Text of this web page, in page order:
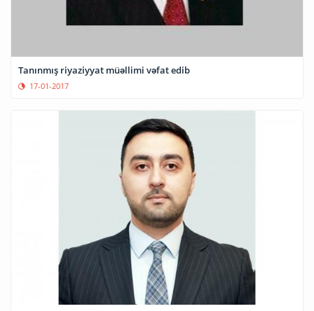
Tanınmış riyaziyyat müəllimi vəfat edib
17-01-2017